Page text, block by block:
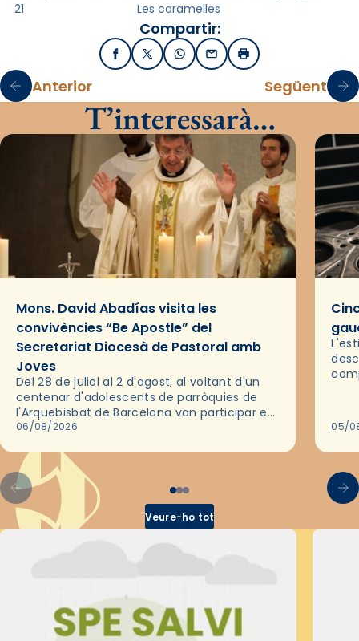
21
Les caramelles
Compartir:
FacebookX / TwitterWhatsApp
EmailImprimir
Anterior Següent
T’interessarà…
Mons. David Abadías visita les
convivències “Be Apostle” del
Secretariat Diocesà de Pastoral amb
Joves
Del 28 de juliol al 2 d'agost, al voltant d'un
centenar d'adolescents de parròquies de
l'Arquebisbat de Barcelona van participar en
les convivències Be Apostle, organitzades
06/08/2026 05/
Veure-ho tot